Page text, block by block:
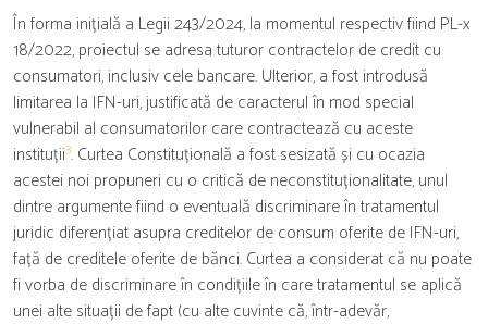
În forma inițială a Legii 243/2024, la momentul respectiv fiind PL-x
18/2022, proiectul se adresa tuturor contractelor de credit cu
consumatori, inclusiv cele bancare. Ulterior, a fost introdusă
limitarea la IFN-uri, justificată de caracterul în mod special
vulnerabil al consumatorilor care contractează cu aceste
instituții3. Curtea Constituțională a fost sesizată și cu ocazia
acestei noi propuneri cu o critică de neconstituționalitate, unul
dintre argumente fiind o eventuală discriminare în tratamentul
juridic diferențiat asupra creditelor de consum oferite de IFN-uri,
față de creditele oferite de bănci. Curtea a considerat că nu poate
fi vorba de discriminare în condițiile în care tratamentul se aplică
unei alte situații de fapt (cu alte cuvinte că, într-adevăr,